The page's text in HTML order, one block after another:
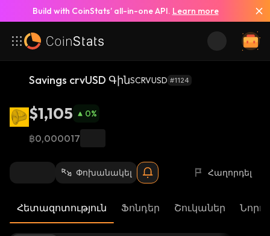
Build with CoinStats’ all-in-one API. Learn more
Savings crvUSD ԳինSCRVUSD #1124
$1,105 0%
฿0,000017
Փոխանակել Հաղորդել
Հետազոտություն Ֆոնդեր Շուկաներ